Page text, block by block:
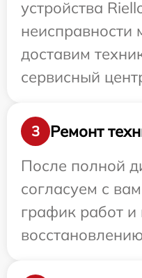
устройства
неисправности
доставим
сервисный
3
Ремонт
После полной
согласуем с
график работ и